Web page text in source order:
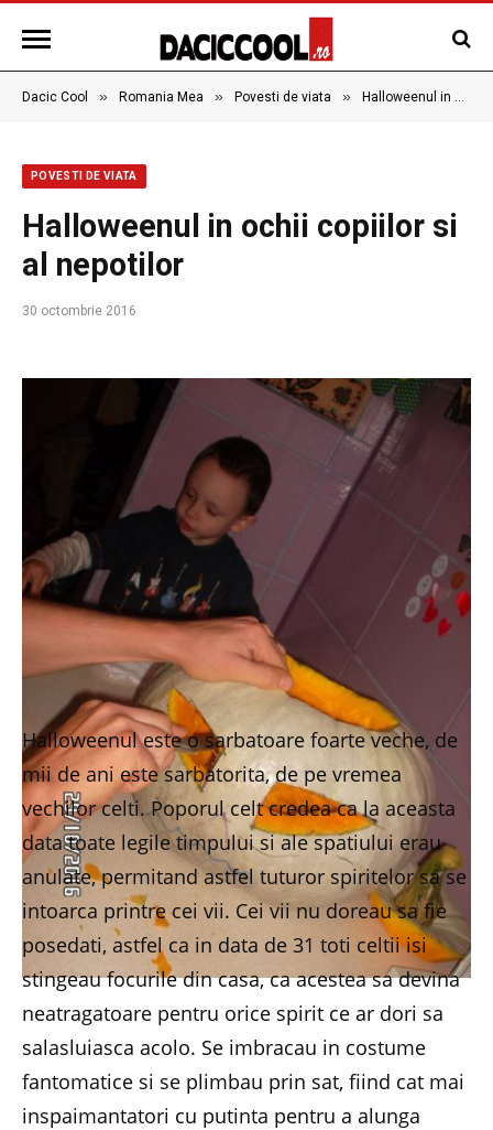
Dacic Cool » Romania Mea » Povesti de viata » Halloweenul in ochii copiilor si al nepotilor
POVESTI DE VIATA
Halloweenul in ochii copiilor si
al nepotilor
30 octombrie 2016
Halloweenul este o sarbatoare foarte veche, de
mii de ani este sarbatorita, de pe vremea
vechilor celti. Poporul celt credea ca la aceasta
data toate legile timpului si ale spatiului erau
anulate, permitand astfel tuturor spiritelor sa se
intoarca printre cei vii. Cei vii nu doreau sa fie
posedati, astfel ca in data de 31 toti celtii isi
stingeau focurile din casa, ca acestea sa devina
neatragatoare pentru orice spirit ce ar dori sa
salasluiasca acolo. Se imbracau in costume
fantomatice si se plimbau prin sat, fiind cat mai
inspaimantatori cu putinta pentru a alunga